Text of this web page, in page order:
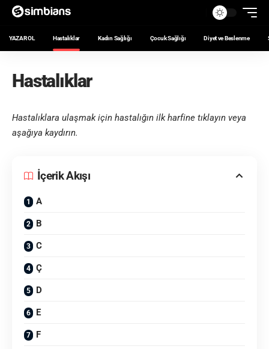
YAZAR OL Hastalıklar Kadın Sağlığı Çocuk Sağlığı Diyet ve Beslenme
Hastalıklar
Hastalıklara ulaşmak için hastalığın ilk harfine tıklayın veya
aşağıya kaydırın.
İçerik Akışı
A
B
C
Ç
D
E
F